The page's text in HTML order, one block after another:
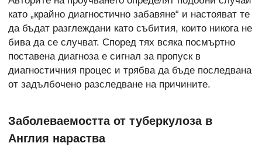
като „крайно диагностично забавяне“ и настояват те
да бъдат разглеждани като събития, които никога не
бива да се случват. Според тях всяка посмъртно
поставена диагноза е сигнал за пропуск в
диагностичния процес и трябва да бъде последвана
от задълбочено разследване на причините.
Заболеваемостта от туберкулоза в
Англия нараства